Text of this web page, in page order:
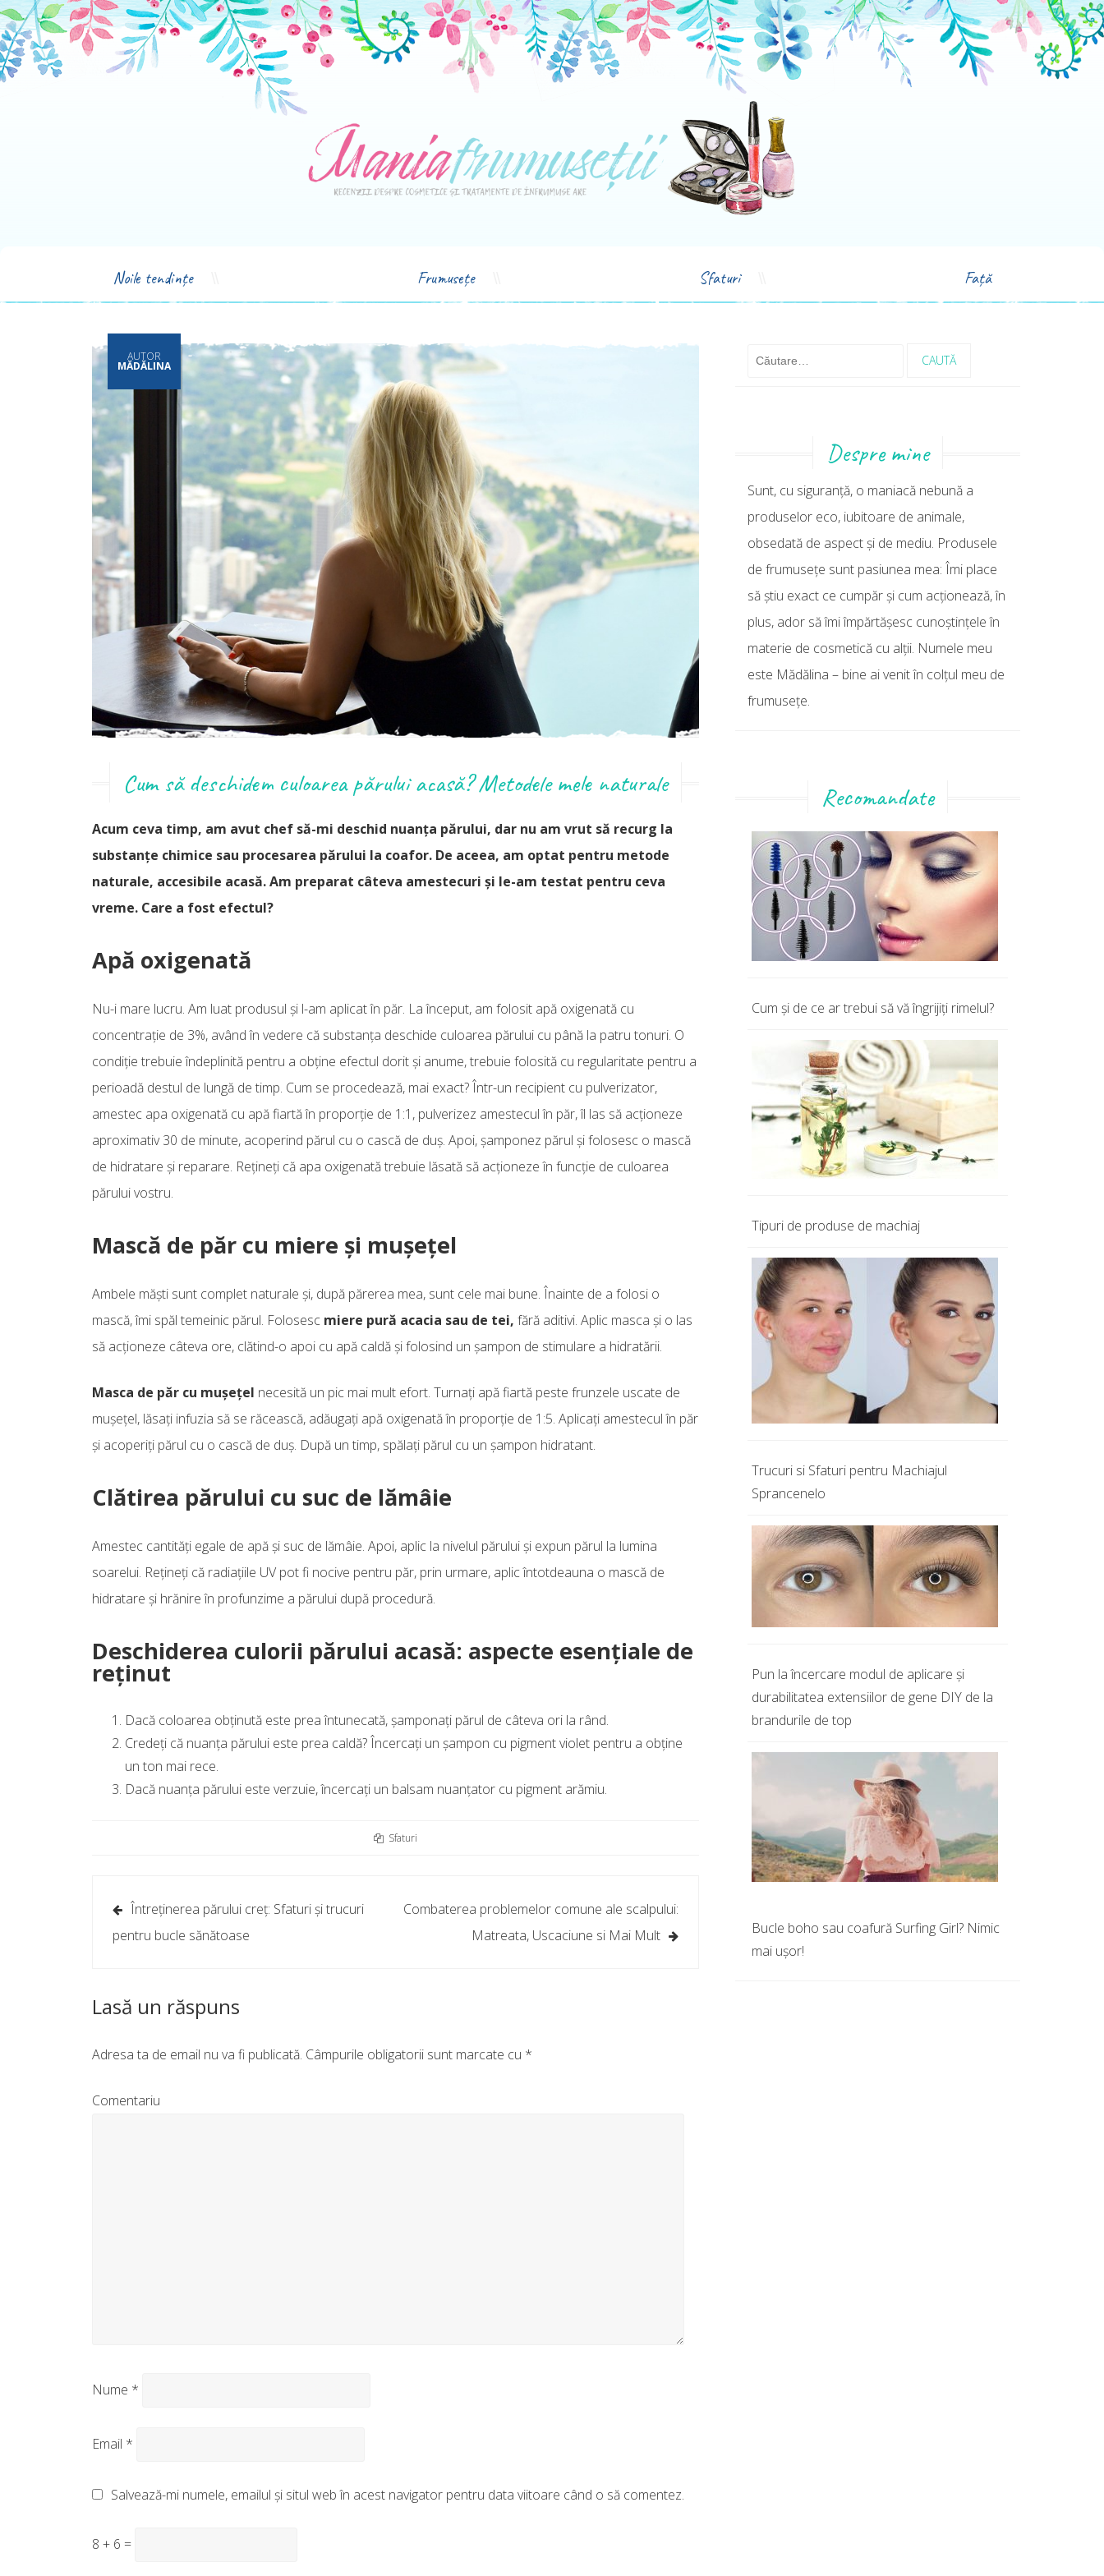
Noile tendințe Frumusețe Sfaturi Față
AUTOR
MĂDĂLINA
Cum să deschidem culoarea părului acasă? Metodele mele naturale
Acum ceva timp, am avut chef să-mi deschid nuanța părului, dar nu am vrut să recurg la
substanțe chimice sau procesarea părului la coafor. De aceea, am optat pentru metode
naturale, accesibile acasă. Am preparat câteva amestecuri și le-am testat pentru ceva
vreme. Care a fost efectul?
Apă oxigenată
Nu-i mare lucru. Am luat produsul și l-am aplicat în păr. La început, am folosit apă oxigenată cu
concentrație de 3%, având în vedere că substanța deschide culoarea părului cu până la patru tonuri. O
condiție trebuie îndeplinită pentru a obține efectul dorit și anume, trebuie folosită cu regularitate pentru a
perioadă destul de lungă de timp. Cum se procedează, mai exact? Într-un recipient cu pulverizator,
amestec apa oxigenată cu apă fiartă în proporție de 1:1, pulverizez amestecul în păr, îl las să acționeze
aproximativ 30 de minute, acoperind părul cu o cască de duș. Apoi, șamponez părul și folosesc o mască
de hidratare și reparare. Rețineți că apa oxigenată trebuie lăsată să acționeze în funcție de culoarea
părului vostru.
Mască de păr cu miere și mușețel
Ambele măști sunt complet naturale și, după părerea mea, sunt cele mai bune. Înainte de a folosi o
mască, îmi spăl temeinic părul. Folosesc miere pură acacia sau de tei, fără aditivi. Aplic masca și o las
să acționeze câteva ore, clătind-o apoi cu apă caldă și folosind un șampon de stimulare a hidratării.
Masca de păr cu mușețel necesită un pic mai mult efort. Turnați apă fiartă peste frunzele uscate de
mușețel, lăsați infuzia să se răcească, adăugați apă oxigenată în proporție de 1:5. Aplicați amestecul în păr
și acoperiți părul cu o cască de duș. După un timp, spălați părul cu un șampon hidratant.
Clătirea părului cu suc de lămâie
Amestec cantități egale de apă și suc de lămâie. Apoi, aplic la nivelul părului și expun părul la lumina
soarelui. Rețineți că radiațiile UV pot fi nocive pentru păr, prin urmare, aplic întotdeauna o mască de
hidratare și hrănire în profunzime a părului după procedură.
Deschiderea culorii părului acasă: aspecte esențiale de
reținut
Dacă coloarea obținută este prea întunecată, șamponați părul de câteva ori la rând.
Credeți că nuanța părului este prea caldă? Încercați un șampon cu pigment violet pentru a obține
un ton mai rece.
Dacă nuanța părului este verzuie, încercați un balsam nuanțator cu pigment arămiu.
Sfaturi
Navigare
în
Întreținerea părului creț: Sfaturi și trucuri
pentru bucle sănătoase
Combaterea problemelor comune ale scalpului:
Matreata, Uscaciune si Mai Mult
Lasă un răspuns
Adresa ta de email nu va fi publicată. Câmpurile obligatorii sunt marcate cu *
Comentariu
Nume *
Email *
Salvează-mi numele, emailul și situl web în acest navigator pentru data viitoare când o să comentez.
8 + 6 =
Caută
Despre mine
Sunt, cu siguranţă, o maniacă nebună a
produselor eco, iubitoare de animale,
obsedată de aspect şi de mediu. Produsele
de frumuseţe sunt pasiunea mea: Îmi place
să ştiu exact ce cumpăr şi cum acţionează, în
plus, ador să îmi împărtăşesc cunoştinţele în
materie de cosmetică cu alţii. Numele meu
este Mădălina – bine ai venit în colţul meu de
frumuseţe.
Recomandate
Cum şi de ce ar trebui să vă îngrijiţi rimelul?
Tipuri de produse de machiaj
Trucuri si Sfaturi pentru Machiajul
Sprancenelo
Pun la încercare modul de aplicare și
durabilitatea extensiilor de gene DIY de la
brandurile de top
Bucle boho sau coafură Surfing Girl? Nimic
mai uşor!